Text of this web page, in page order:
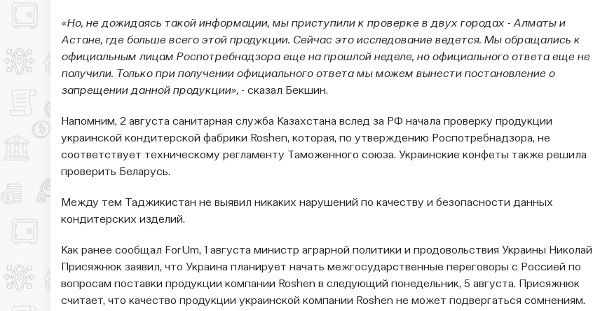
«Но, не дожидаясь такой информации, мы приступили к проверке в двух городах - Алматы и
Астане, где больше всего этой продукции. Сейчас это исследование ведется. Мы обращались к
официальным лицам Роспотребнадзора еще на прошлой неделе, но официального ответа еще не
получили. Только при получении официального ответа мы можем вынести постановление о
запрещении данной продукции», - сказал Бекшин.
Напомним, 2 августа санитарная служба Казахстана вслед за РФ начала проверку продукции
украинской кондитерской фабрики Roshen, которая, по утверждению Роспотребнадзора, не
соответствует техническому регламенту Таможенного союза. Украинские конфеты также решила
проверить Беларусь.
Между тем Таджикистан не выявил никаких нарушений по качеству и безопасности данных
кондитерских изделий.
Как ранее сообщал ForUm, 1 августа министр аграрной политики и продовольствия Украины Николай
Присяжнюк заявил, что Украина планирует начать межгосударственные переговоры с Россией по
вопросам поставки продукции компании Roshen в следующий понедельник, 5 августа. Присяжнюк
считает, что качество продукции украинской компании Roshen не может подвергаться сомнениям.